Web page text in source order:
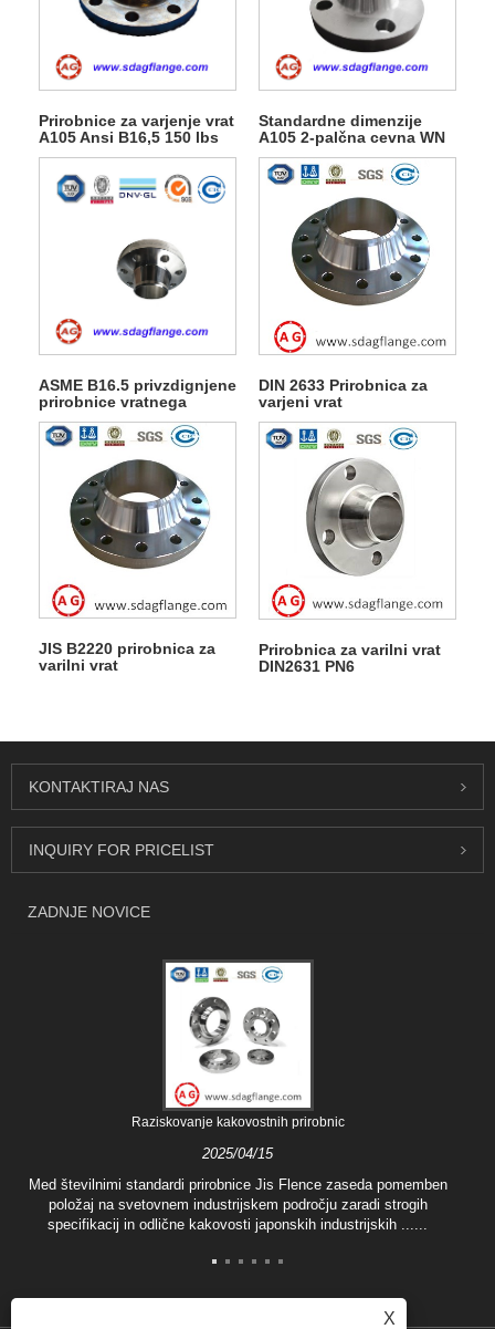
Prirobnice za varjenje vrat
A105 Ansi B16,5 150 lbs
Standardne dimenzije
A105 2-palčna cevna WN
prirobnica
ASME B16.5 privzdignjene
prirobnice vratnega
varilca
DIN 2633 Prirobnica za
varjeni vrat
JIS B2220 prirobnica za
varilni vrat
Prirobnica za varilni vrat
DIN2631 PN6
KONTAKTIRAJ NAS
INQUIRY FOR PRICELIST
ZADNJE NOVICE
Raziskovanje kakovostnih prirobnic
2025/04/15
Med številnimi standardi prirobnice Jis Flence zaseda pomemben
položaj na svetovnem industrijskem področju zaradi strogih
specifikacij in odlične kakovosti japonskih industrijskih ......
X